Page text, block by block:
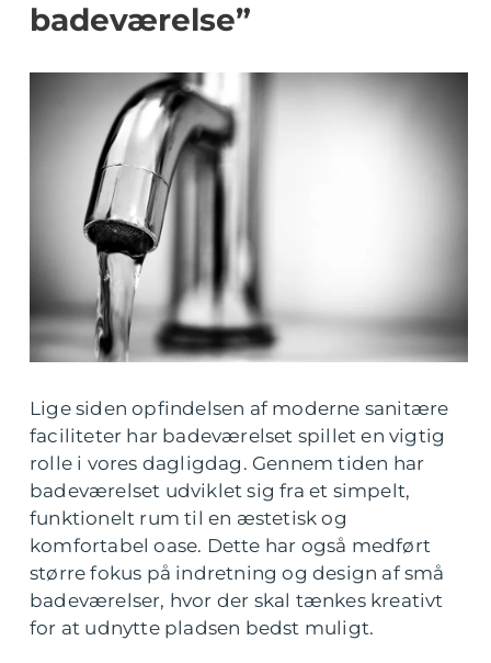
badeværelse”
Lige siden opfindelsen af moderne sanitære
faciliteter har badeværelset spillet en vigtig
rolle i vores dagligdag. Gennem tiden har
badeværelset udviklet sig fra et simpelt,
funktionelt rum til en æstetisk og
komfortabel oase. Dette har også medført
større fokus på indretning og design af små
badeværelser, hvor der skal tænkes kreativt
for at udnytte pladsen bedst muligt.